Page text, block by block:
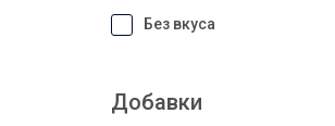
Без вкуса
Добавки